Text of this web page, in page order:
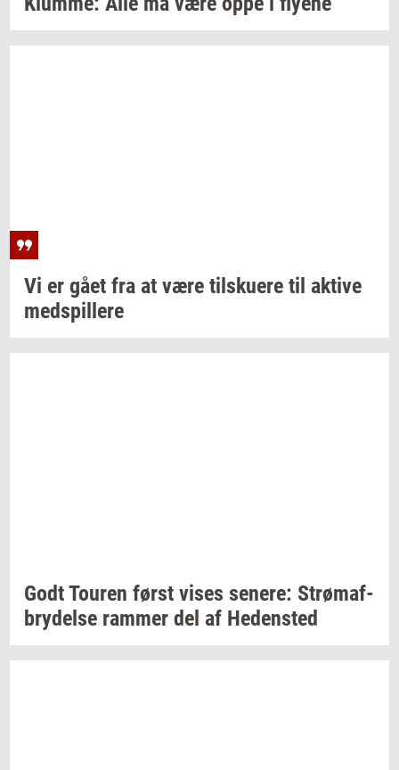
Vi er gået fra at være til­sku­e­re til ak­ti­ve
med­spil­le­re
GodtTou­ren først vises se­ne­re: Strø­maf­
bry­del­se ram­mer del af He­den­sted